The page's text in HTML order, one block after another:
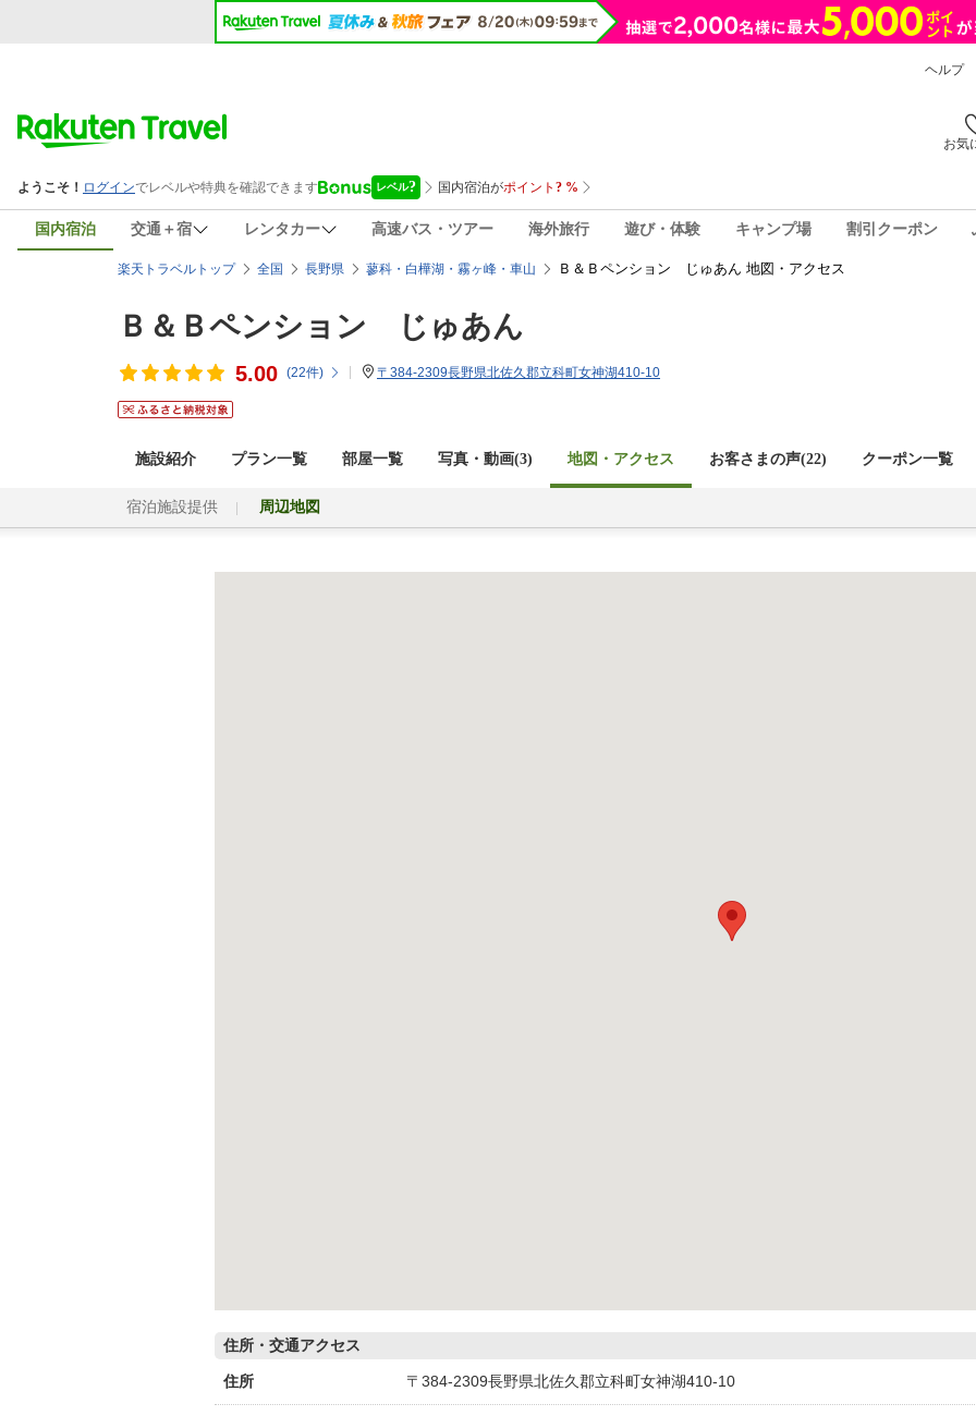
ヘルプ
お気
国内宿泊 交通＋宿 レンタカー 高速バス・ツアー 海外旅行 遊び・体験 キャンプ場 割引クーポン
楽天トラベルトップ 全国 長野県 蓼科・白樺湖・霧ヶ峰・車山 Ｂ＆Ｂペンション じゅあん 地図・アクセス
Ｂ＆Ｂペンション じゅあん
5.00 (22件) 〒384-2309長野県北佐久郡立科町女神湖410-10
施設紹介 プラン一覧 部屋一覧 写真・動画(3) 地図・アクセス お客さまの声(22) クーポン一覧
宿泊施設提供 周辺地図
住所・交通アクセス
住所 〒384-2309長野県北佐久郡立科町女神湖410-10